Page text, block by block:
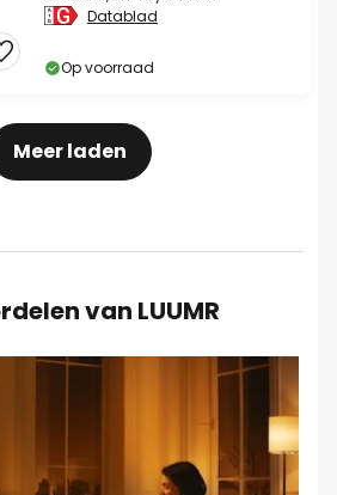
Datablad
Op voorraad
Meer laden
van LUUMR